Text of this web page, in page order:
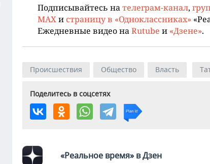
Подписывайтесь на телеграм-канал,
MAX и страницу в «Одноклассниках»
Ежедневные видео на Rutube и «Дзене».
Происшествия Общество Власть
Поделитесь в соцсетях
«Реальное время» в Дзен